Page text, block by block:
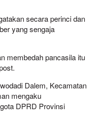
secara perinci dan
yang sengaja
membedah pancasila itu
Dalem, Kecamatan
mengaku
DPRD Provinsi